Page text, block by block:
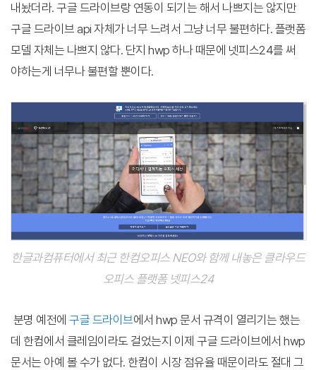
내놨더라. 구글 드라이브랑 연동이 되기는 해서 나쁘지는 않지만
구글 드라이브 api 자체가 너무 느려서 그냥 너무 불편하다. 플랫폼
모델 자체는 나쁘지 않다. 단지 hwp 하나 때문에 넷피스24를 써
야하는게 너무나 불편할 뿐이다.
한글과컴퓨터에서 최근 한컴오피스 NEO와 함께 내놓은 클라우드
오피스 플랫폼 넷피스24
분명 예전에 구글 드라이브에서 hwp 문서 규격이 열리기는 했는
데 한컴에서 클레임이라도 걸었는지 이제 구글 드라이브에서 hwp
문서는 아예 볼 수가 없다. 한컴이 시장 점유율 때문이라도 절대 그